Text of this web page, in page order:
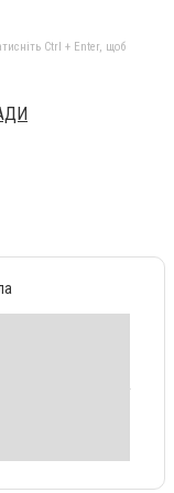
Ctrl + Enter, щоб